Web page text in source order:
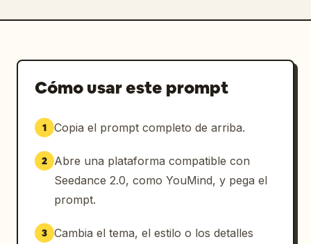
Cómo usar este prompt
1 Copia el prompt completo de arriba.
2
Abre una plataforma compatible con
Seedance 2.0, como YouMind, y pega el
prompt.
3 Cambia el tema, el estilo o los detalles